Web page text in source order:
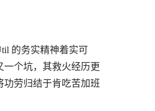
的务实精神着实可
个坑，其救火经历更
劳归结于肯吃苦加班